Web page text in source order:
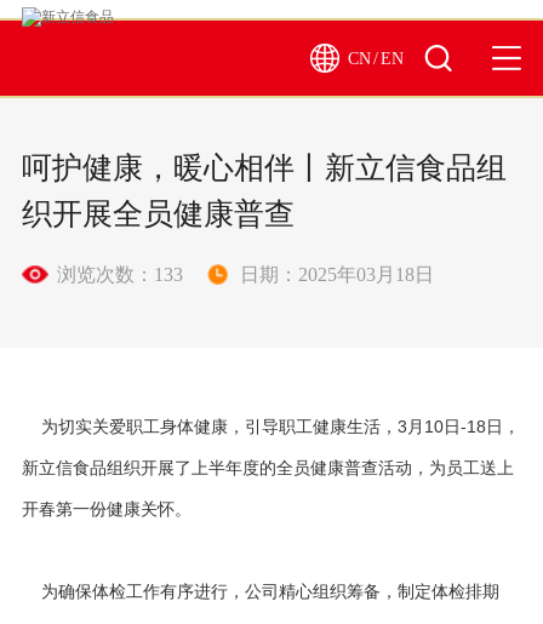
CN/EN
呵护健康，暖心相伴丨新立信食品组
织开展全员健康普查
浏览次数：133 日期：2025年03月18日
为切实关爱职工身体健康，引导职工健康生活，3月10日-18日，
新立信食品组织开展了上半年度的全员健康普查活动，为员工送上
开春第一份健康关怀。
为确保体检工作有序进行，公司精心组织筹备，制定体检排期